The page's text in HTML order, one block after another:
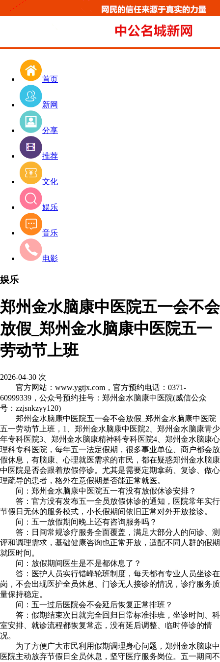
首页
新网
分享
推荐
文化
娱乐
音乐
电影
娱乐
郑州金水脑康中医院五一会不会
放假_郑州金水脑康中医院五一
劳动节上班
2026-04-30 次
官方网站：www.ygtjx.com，官方预约电话：0371-
60999339，公众号预约挂号：郑州金水脑康中医院(威信公众
号：zzjsnkzyy120)
郑州金水脑康中医院五一会不会放假_郑州金水脑康中医院
五一劳动节上班，1、郑州金水脑康中医院2、郑州金水脑康青少
年专科医院3、郑州金水脑康精神科专科医院4、郑州金水脑康心
理科专科医院，每年五一法定假期，很多事业单位、商户都会放
假休息，有脑康、心理就医需求的市民，都在疑惑郑州金水脑康
中医院是否会跟着放假停诊。尤其是需要定期拿药、复诊、做心
理疏导的患者，格外在意假期是否能正常就医。
问：郑州金水脑康中医院五一有没有放假休诊安排？
答：官方没有发布五一全员放假休诊的通知，医院常年实行
节假日无休的服务模式，小长假期间依旧正常对外开放接诊。
问：五一放假期间晚上还有咨询服务吗？
答：日间常规诊疗服务全面覆盖，满足大部分人的问诊、测
评和调理需求，基础健康咨询也正常开放，适配不同人群的假期
就医时间。
问：放假期间医生是不是都休息了？
答：医护人员实行错峰轮班制度，每天都有专业人员坐诊在
岗，不会出现医护全员休息、门诊无人接诊的情况，诊疗服务质
量保持稳定。
问：五一过后医院会不会延后恢复正常排班？
答：假期结束次日就完全回归日常标准排班，坐诊时间、科
室安排、就诊流程都恢复常态，没有延后调整、临时停诊的情
况。
为了方便广大市民利用假期调理身心问题，郑州金水脑康中
医院主动放弃节假日全员休息，坚守医疗服务岗位。五一期间不